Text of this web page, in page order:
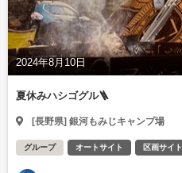
2024年8月10日
夏休みハシゴグル🪜
[長野県] 銀河もみじキャンプ場
グループ オートサイト 区画サイト